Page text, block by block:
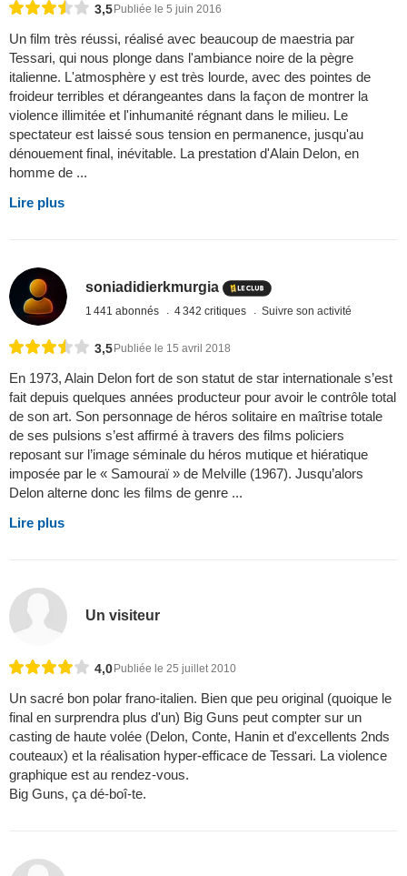
3,5Publiée le 5 juin 2016
Un film très réussi, réalisé avec beaucoup de maestria par
Tessari, qui nous plonge dans l'ambiance noire de la pègre
italienne. L'atmosphère y est très lourde, avec des pointes de
froideur terribles et dérangeantes dans la façon de montrer la
violence illimitée et l'inhumanité régnant dans le milieu. Le
spectateur est laissé sous tension en permanence, jusqu'au
dénouement final, inévitable. La prestation d'Alain Delon, en
homme de ...
Lire plus
soniadidierkmurgia
1 441 abonnés 4 342 critiques Suivre son activité
3,5 Publiée le 15 avril 2018
En 1973, Alain Delon fort de son statut de star internationale s’est
fait depuis quelques années producteur pour avoir le contrôle total
de son art. Son personnage de héros solitaire en maîtrise totale
de ses pulsions s’est affirmé à travers des films policiers
reposant sur l’image séminale du héros mutique et hiératique
imposée par le « Samouraï » de Melville (1967). Jusqu’alors
Delon alterne donc les films de genre ...
Lire plus
Un visiteur
4,0 Publiée le 25 juillet 2010
Un sacré bon polar frano-italien. Bien que peu original (quoique le
final en surprendra plus d'un) Big Guns peut compter sur un
casting de haute volée (Delon, Conte, Hanin et d'excellents 2nds
couteaux) et la réalisation hyper-efficace de Tessari. La violence
graphique est au rendez-vous.
Big Guns, ça dé-boî-te.